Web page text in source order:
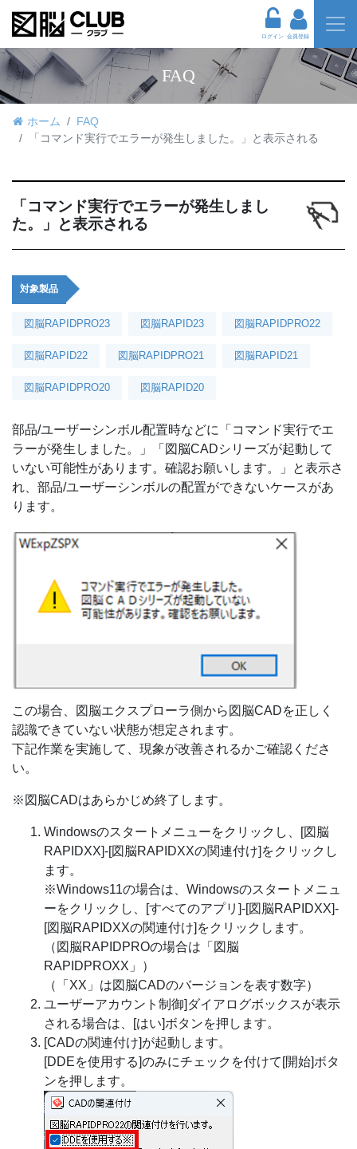
ログイン 会員登録
FAQ
ホーム
FAQ
「コマンド実行でエラーが発生しました。」と表示される
「コマンド実行でエラーが発生しまし
た。」と表示される
対象製品
図脳RAPIDPRO23 図脳RAPID23 図脳RAPIDPRO22
図脳RAPID22 図脳RAPIDPRO21 図脳RAPID21
図脳RAPIDPRO20 図脳RAPID20
部品/ユーザーシンボル配置時などに「コマンド実行でエ
ラーが発生しました。」「図脳CADシリーズが起動して
いない可能性があります。確認お願いします。」と表示さ
れ、部品/ユーザーシンボルの配置ができないケースがあ
ります。
この場合、図脳エクスプローラ側から図脳CADを正しく
認識できていない状態が想定されます。
下記作業を実施して、現象が改善されるかご確認くださ
い。
※図脳CADはあらかじめ終了します。
Windowsのスタートメニューをクリックし、[図脳
RAPIDXX]-[図脳RAPIDXXの関連付け]をクリックし
ます。
※Windows11の場合は、Windowsのスタートメニュ
ーをクリックし、[すべてのアプリ]-[図脳RAPIDXX]-
[図脳RAPIDXXの関連付け]をクリックします。
（図脳RAPIDPROの場合は「図脳
RAPIDPROXX」）
（「XX」は図脳CADのバージョンを表す数字）
ユーザーアカウント制御]ダイアログボックスが表示
される場合は、[はい]ボタンを押します。
[CADの関連付け]が起動します。
[DDEを使用する]のみにチェックを付けて[開始]ボタ
ンを押します。